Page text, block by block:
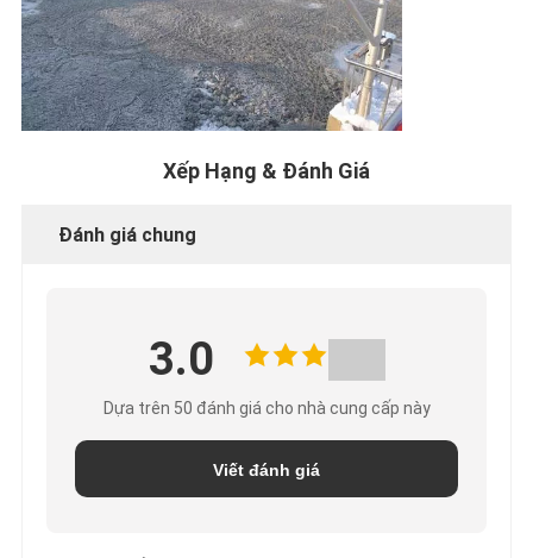
Xếp Hạng & Đánh Giá
Đánh giá chung
3.0
Dựa trên 50 đánh giá cho nhà cung cấp này
Viết đánh giá